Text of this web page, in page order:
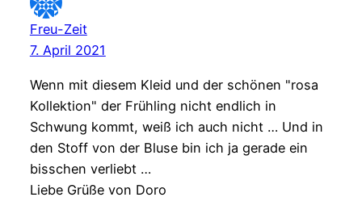
Freu-Zeit
7. April 2021
Wenn mit diesem Kleid und der schönen "rosa
Kollektion" der Frühling nicht endlich in
Schwung kommt, weiß ich auch nicht … Und in
den Stoff von der Bluse bin ich ja gerade ein
bisschen verliebt …
Liebe Grüße von Doro